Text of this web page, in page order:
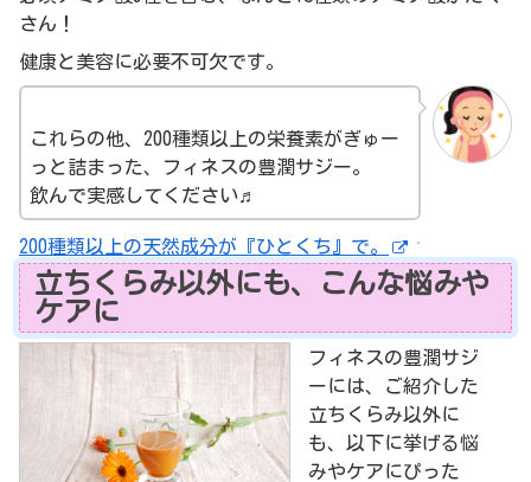
さん！
健康と美容に必要不可欠です。
これらの他、200種類以上の栄養素がぎゅー
っと詰まった、フィネスの豊潤サジー。
飲んで実感してください♬
200種類以上の天然成分が『ひとくち』で。
立ちくらみ以外にも、こんな悩みや
ケアに
フィネスの豊潤サジ
ーには、ご紹介した
立ちくらみ以外に
も、以下に挙げる悩
みやケアにぴった